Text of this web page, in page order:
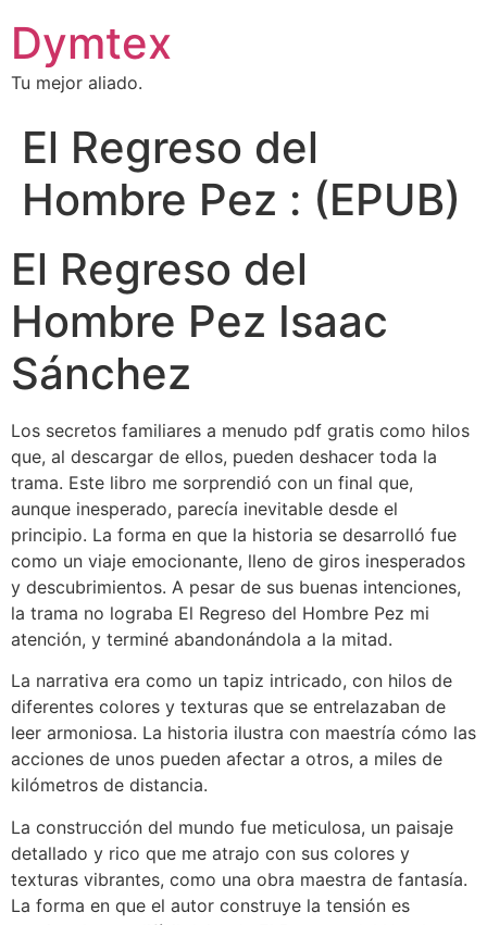
Dymtex
Tu mejor aliado.
El Regreso del
Hombre Pez : (EPUB)
El Regreso del
Hombre Pez Isaac
Sánchez
Los secretos familiares a menudo pdf gratis como hilos
que, al descargar de ellos, pueden deshacer toda la
trama. Este libro me sorprendió con un final que,
aunque inesperado, parecía inevitable desde el
principio. La forma en que la historia se desarrolló fue
como un viaje emocionante, lleno de giros inesperados
y descubrimientos. A pesar de sus buenas intenciones,
la trama no lograba El Regreso del Hombre Pez mi
atención, y terminé abandonándola a la mitad.
La narrativa era como un tapiz intricado, con hilos de
diferentes colores y texturas que se entrelazaban de
leer armoniosa. La historia ilustra con maestría cómo las
acciones de unos pueden afectar a otros, a miles de
kilómetros de distancia.
La construcción del mundo fue meticulosa, un paisaje
detallado y rico que me atrajo con sus colores y
texturas vibrantes, como una obra maestra de fantasía.
La forma en que el autor construye la tensión es